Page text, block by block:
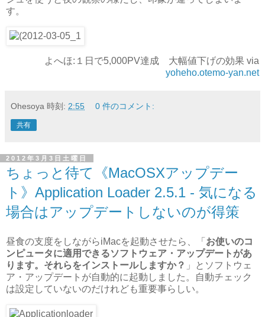
す。
よへほ:１日で5,000PV達成 大幅値下げの効果 via
yoheho.otemo-yan.net
Ohesoya 時刻: 2:55 0 件のコメント:
共有
2012年3月3日土曜日
ちょっと待て《MacOSXアップデー
ト》Application Loader 2.5.1 - 気になる
場合はアップデートしないのが得策
昼食の支度をしながらiMacを起動させたら、「 お使いのコ
ンピュータに適用できるソフトウェア・アップデートがあ
ります。それらをインストールしますか？ 」とソフトウェ
ア・アップデートが自動的に起動しました。自動チェック
は設定していないのだけれども重要事らしい。